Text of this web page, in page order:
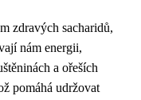
zdravých sacharidů,
nám energii,
a ořeších
pomáhá udržovat